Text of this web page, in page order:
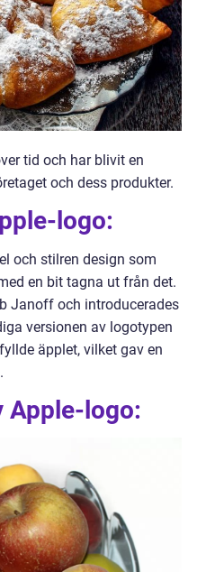
tid och har blivit en
och dess produkter.
logo:
och stilren design som
en bit tagna ut från det.
Janoff och introducerades
versionen av logotypen
äpplet, vilket gav en
Apple-logo: